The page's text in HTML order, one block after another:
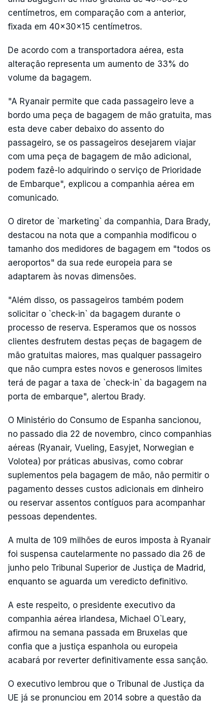
centímetros, em comparação com a anterior,
fixada em 40x30x15 centímetros.
De acordo com a transportadora aérea, esta
alteração representa um aumento de 33% do
volume da bagagem.
"A Ryanair permite que cada passageiro leve a
bordo uma peça de bagagem de mão gratuita, mas
esta deve caber debaixo do assento do
passageiro, se os passageiros desejarem viajar
com uma peça de bagagem de mão adicional,
podem fazê-lo adquirindo o serviço de Prioridade
de Embarque", explicou a companhia aérea em
comunicado.
O diretor de `marketing` da companhia, Dara Brady,
destacou na nota que a companhia modificou o
tamanho dos medidores de bagagem em "todos os
aeroportos" da sua rede europeia para se
adaptarem às novas dimensões.
"Além disso, os passageiros também podem
solicitar o `check-in` da bagagem durante o
processo de reserva. Esperamos que os nossos
clientes desfrutem destas peças de bagagem de
mão gratuitas maiores, mas qualquer passageiro
que não cumpra estes novos e generosos limites
terá de pagar a taxa de `check-in` da bagagem na
porta de embarque", alertou Brady.
O Ministério do Consumo de Espanha sancionou,
no passado dia 22 de novembro, cinco companhias
aéreas (Ryanair, Vueling, Easyjet, Norwegian e
Volotea) por práticas abusivas, como cobrar
suplementos pela bagagem de mão, não permitir o
pagamento desses custos adicionais em dinheiro
ou reservar assentos contíguos para acompanhar
pessoas dependentes.
A multa de 109 milhões de euros imposta à Ryanair
foi suspensa cautelarmente no passado dia 26 de
junho pelo Tribunal Superior de Justiça de Madrid,
enquanto se aguarda um veredicto definitivo.
A este respeito, o presidente executivo da
companhia aérea irlandesa, Michael O`Leary,
afirmou na semana passada em Bruxelas que
confia que a justiça espanhola ou europeia
acabará por reverter definitivamente essa sanção.
O executivo lembrou que o Tribunal de Justiça da
UE já se pronunciou em 2014 sobre a questão da